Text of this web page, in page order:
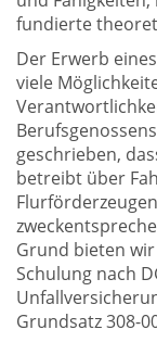
fundierte
Der Erwerb
viele
geschrieben,
betreibt über
Grund bieten
Schulung nach
Grundsatz 308-